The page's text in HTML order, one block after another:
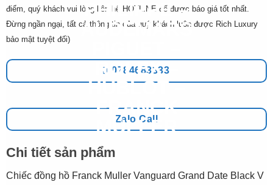
điểm, quý khách vui lòng liên hệ HOTLINE để được báo giá tốt nhất.
Đừng ngần ngại, tất cả thông tin của quý khách luôn được Rich Luxury
bảo mật tuyệt đối)
0784683333
Zalo Call
Chi tiết sản phẩm
Chiếc đồng hồ Franck Muller Vanguard Grand Date Black V